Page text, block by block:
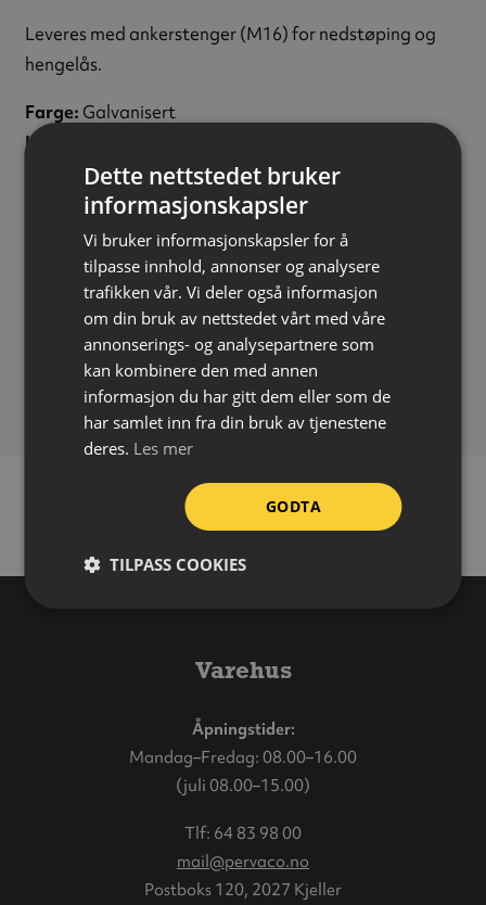
Leveres med ankerstenger (M16) for nedstøping og
hengelås.
Farge: Galvanisert
Låsemekanisme:
Materiale:Stål
Høyde: 910 mm
Portbladdiameter:60 mm
Stolpediameter:70 mm
Bomlengde:1800 mm
Mål fotplate: 200 x 200 mm
Boltavstand (CC):130 mm
24 kg
Varehus
Åpningstider:
Mandag–Fredag: 08.00–16.00
(juli 08.00–15.00)
Tlf: 64 83 98 00
mail@pervaco.no
Postboks 120, 2027 Kjeller
Dette nettstedet bruker
informasjonskapsler
Vi bruker informasjonskapsler for å
tilpasse innhold, annonser og analysere
trafikken vår. Vi deler også informasjon
om din bruk av nettstedet vårt med våre
annonserings- og analysepartnere som
kan kombinere den med annen
informasjon du har gitt dem eller som de
har samlet inn fra din bruk av tjenestene
deres. Les mer
GODTA
TILPASS COOKIES